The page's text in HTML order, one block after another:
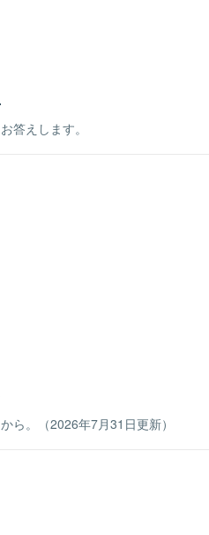
答えします。
ら。（2026年7月31日更新）